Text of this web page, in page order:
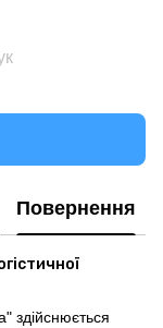
Повернення
здійснюється